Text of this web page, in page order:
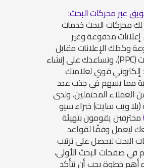
عبر محركات البحث:
محركات البحث خدمات
إعلانات مدفوعة وغير
وكذلك الإعلانات مقابل
النقرات (PPC)، وتساعدك على إنشاء
إلكتروني قوي لعلامتك
مما يسهم في جذب عدد
العملاء المحتملين، ولدى
ويب سايت)خبراء سيو
محترفين يقومون بتهيئة
ليعمل وفقًا لقواعد
البحث ليحصل على ترتيب
في صفحات البحث الأولى،
خطوة يجب أن تتأكد